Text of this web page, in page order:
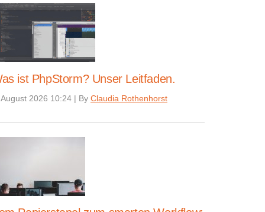
ist PhpStorm? Unser Leitfaden.
2026 10:24 | By Claudia Rothenhorst